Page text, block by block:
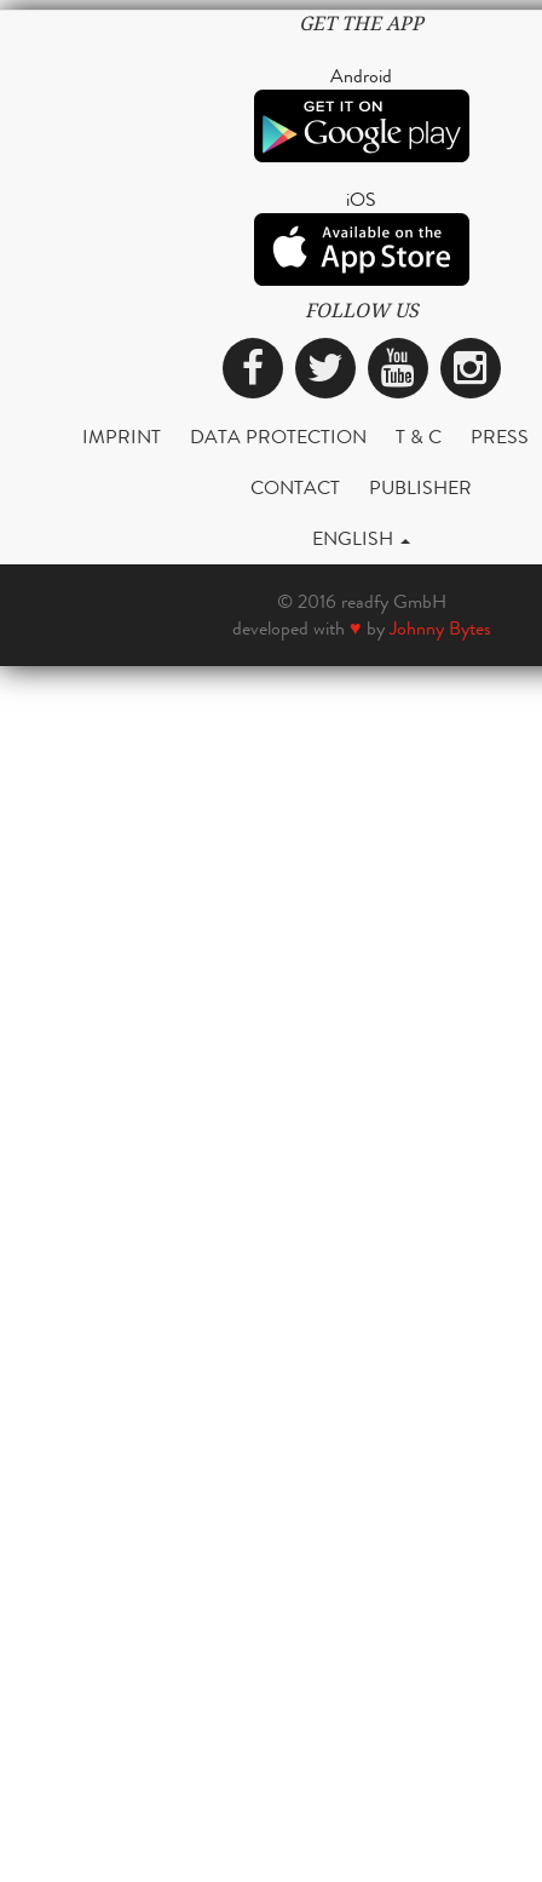
GET THE APP
Android
iOS
FOLLOW US
Facebook
Twitter
IMPRINT DATA PROTECTION T & C
PRESS
CONTACT
PUBLISHER
ENGLISH
© 2016 readfy GmbH
developed with ♥ byJohnny Bytes